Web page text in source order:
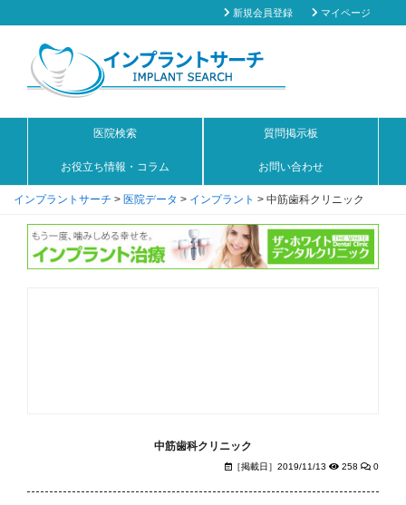
新規会員登録 マイページ
医院検索 質問掲示板
お役立ち情報・コラム お問い合わせ
インプラントサーチ > 医院データ > インプラント > 中筋歯科クリニック
中筋歯科クリニック
［掲載日］2019/11/13 258 0